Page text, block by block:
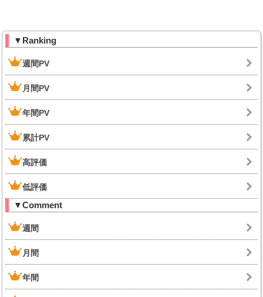
▼Ranking
週間PV
月間PV
年間PV
累計PV
高評価
低評価
▼Comment
週間
月間
年間